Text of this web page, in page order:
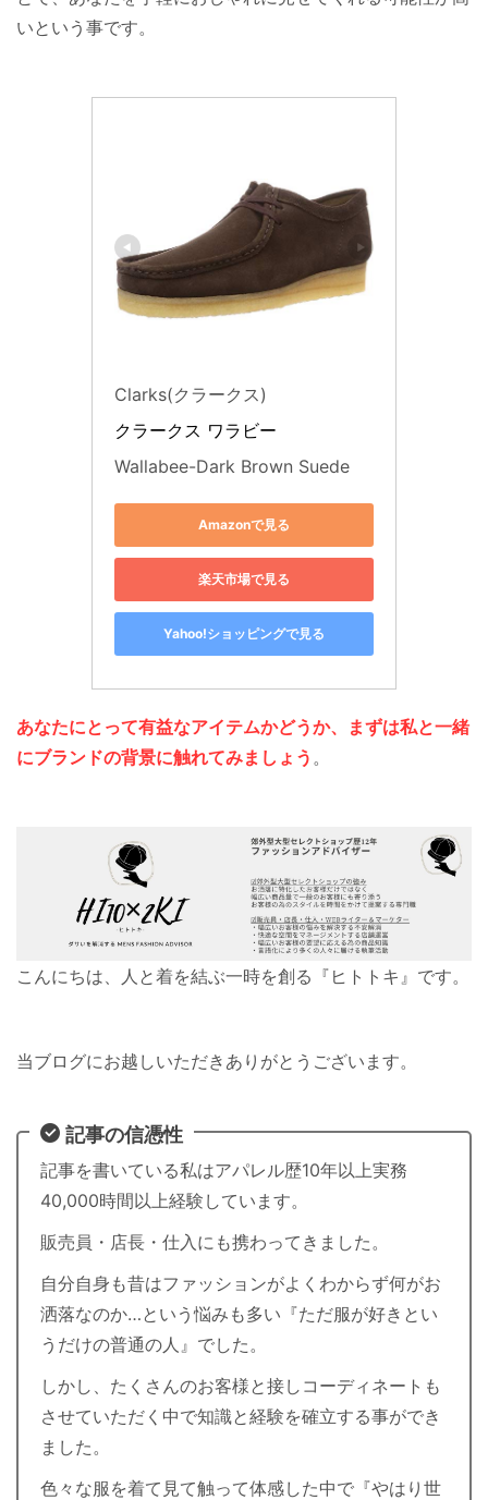
いという事です。
Clarks(クラークス)
クラークス ワラビー
Wallabee-Dark Brown Suede
Amazonで見る
楽天市場で見る
Yahoo!ショッピングで見る
あなたにとって有益なアイテムかどうか、まずは私と一緒
にブランドの背景に触れてみましょう 。
こんにちは、人と着を結ぶ一時を創る『ヒトトキ』です。
当ブログにお越しいただきありがとうございます。
記事の信憑性
記事を書いている私はアパレル歴10年以上実務
40,000時間以上経験しています。
販売員・店長・仕入にも携わってきました。
自分自身も昔はファッションがよくわからず何がお
洒落なのか…という悩みも多い『ただ服が好きとい
うだけの普通の人』でした。
しかし、たくさんのお客様と接しコーディネートも
させていただく中で知識と経験を確立する事ができ
ました。
色々な服を着て見て触って体感した中で『やはり世